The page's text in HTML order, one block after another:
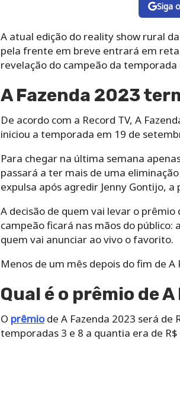
Siga
A atual edição do reality show rural
pela frente em breve entrará em reta
revelação do campeão da
A Fazenda 2023
De acordo com a Record TV, A
iniciou a temporada em 19 de
Para chegar na última semana
passará a ter mais de uma
expulsa após agredir Jenny Gontijo,
A decisão de quem vai levar o
campeão ficará nas mãos do
quem vai anunciar ao vivo o favorito.
Menos de um mês depois do fim de
Qual é o prêmio de
O prêmio de A Fazenda 2023 será
temporadas 3 e 8 a quantia era de